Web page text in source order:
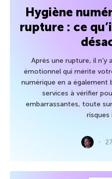
Hygiène
rupture : ce
Après une rupture, il
émotionnel qui mérite
numérique en a également
services à vérifier
embarrassantes, toute
risques